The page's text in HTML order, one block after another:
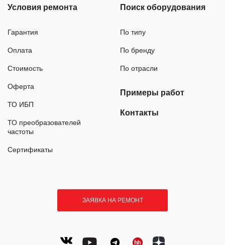
Условия ремонта
Гарантия
Оплата
Стоимость
Оферта
ТО ИБП
ТО преобразователей
частоты
Сертификаты
Поиск оборудования
По типу
По бренду
По отрасли
Примеры работ
Контакты
ЗАЯВКА НА РЕМОНТ